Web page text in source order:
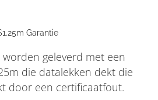
Garantie
geleverd met een
die datalekken dekt die
door een certificaatfout.